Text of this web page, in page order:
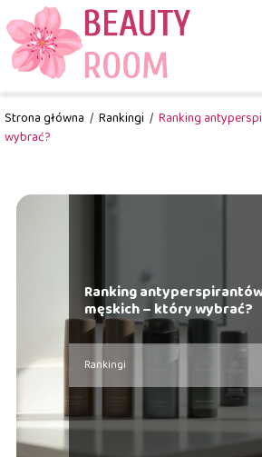
Strona główna / Rankingi / Ranking
wybrać?
Ranking
męskich – który wybrać?
Rankingi